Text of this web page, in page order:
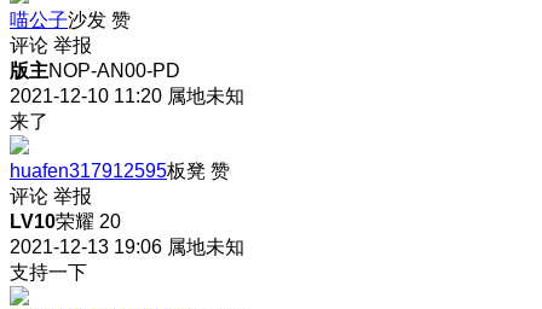
喵公子沙发 赞
评论 举报
版主NOP-AN00-PD
2021-12-10 11:20 属地未知
来了
huafen317912595板凳 赞
评论 举报
LV10荣耀 20
2021-12-13 19:06 属地未知
支持一下